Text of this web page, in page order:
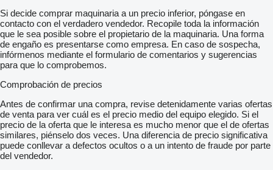
Si decide comprar maquinaria a un precio inferior, póngase en
contacto con el verdadero vendedor. Recopile toda la información
que le sea posible sobre el propietario de la maquinaria. Una forma
de engaño es presentarse como empresa. En caso de sospecha,
infórmenos mediante el formulario de comentarios y sugerencias
para que lo comprobemos.
Comprobación de precios
Antes de confirmar una compra, revise detenidamente varias ofertas
de venta para ver cuál es el precio medio del equipo elegido. Si el
precio de la oferta que le interesa es mucho menor que el de ofertas
similares, piénselo dos veces. Una diferencia de precio significativa
puede conllevar a defectos ocultos o a un intento de fraude por parte
del vendedor.